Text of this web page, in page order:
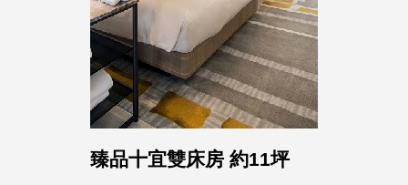
臻品十宜雙床房 約11坪